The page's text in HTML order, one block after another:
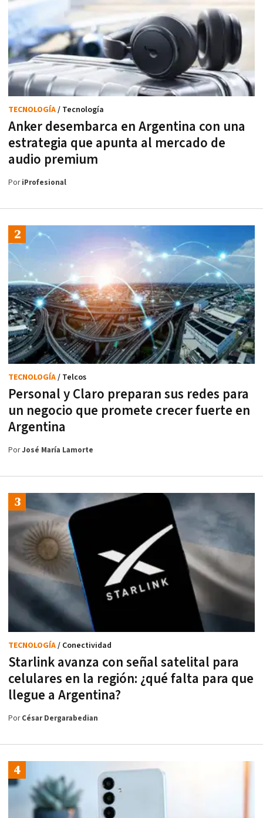
Anker desembarca en Argentina con una
estrategia que apunta al mercado de
audio premium
TECNOLOGÍA/ Tecnología
PoriProfesional
Personal y Claro preparan sus redes para
un negocio que promete crecer fuerte en
Argentina
TECNOLOGÍA/ Telcos
PorJosé María Lamorte
Starlink avanza con señal satelital para
celulares en la región: ¿qué falta para que
llegue a Argentina?
TECNOLOGÍA/ Conectividad
PorCésar Dergarabedian